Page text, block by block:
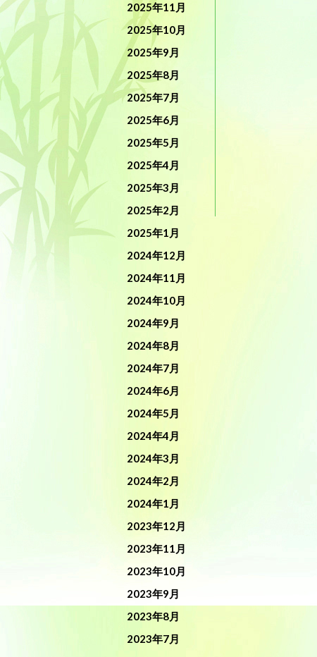
2025年11月
2025年10月
2025年9月
2025年8月
2025年7月
2025年6月
2025年5月
2025年4月
2025年3月
2025年2月
2025年1月
2024年12月
2024年11月
2024年10月
2024年9月
2024年8月
2024年7月
2024年6月
2024年5月
2024年4月
2024年3月
2024年2月
2024年1月
2023年12月
2023年11月
2023年10月
2023年9月
2023年8月
2023年7月